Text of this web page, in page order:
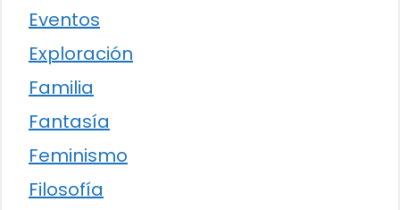
Eventos
Exploración
Familia
Fantasía
Feminismo
Filosofía